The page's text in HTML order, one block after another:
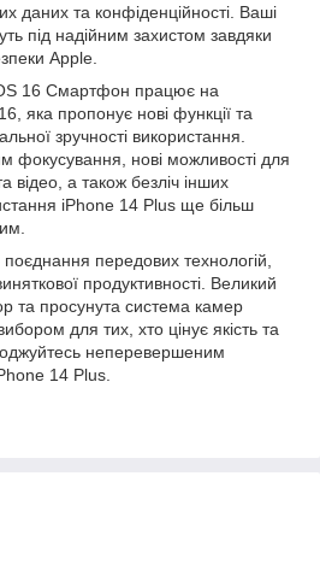
даних та конфіденційності. Ваші
під надійним захистом завдяки
Apple.
16 Смартфон працює на
яка пропонує нові функції та
зручності використання.
фокусування, нові можливості для
відео, а також безліч інших
iPhone 14 Plus ще більш
передових технологій,
продуктивності. Великий
та просунута система камер
для тих, хто цінує якість та
неперевершеним
14 Plus.